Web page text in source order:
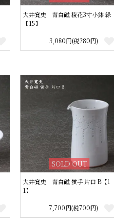
大井寛史 青白磁 稜花3寸小鉢 緑
【15】
3,080円(税280円)
SOLD OUT
大井寛史 青白磁 蛍手 片口 B【1
1】
7,700円(税700円)